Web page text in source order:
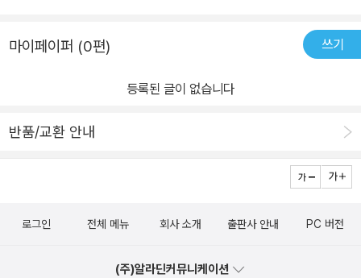
마이페이퍼 (0편) 쓰기
등록된 글이 없습니다
반품/교환 안내
로그인 전체 메뉴 회사 소개 출판사 안내 PC 버전
(주)알라딘커뮤니케이션